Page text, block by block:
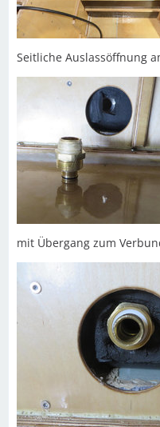
Seitliche Auslassöffnung
mit Übergang zum